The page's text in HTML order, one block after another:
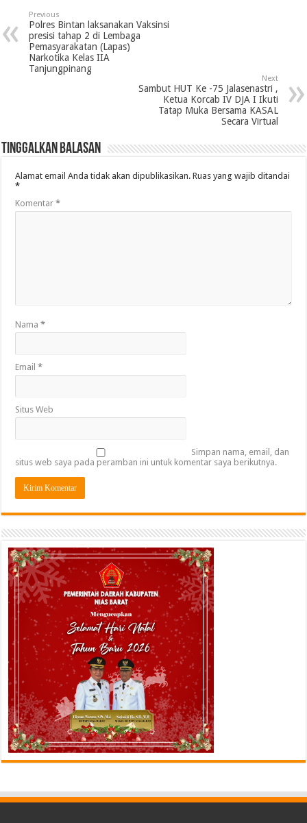
Previous
Polres Bintan laksanakan Vaksinsi
presisi tahap 2 di Lembaga
Pemasyarakatan (Lapas)
Narkotika Kelas IIA
Tanjungpinang
Next
Sambut HUT Ke -75 Jalasenastri ,
Ketua Korcab IV DJA I Ikuti
Tatap Muka Bersama KASAL
Secara Virtual
Tinggalkan Balasan
Alamat email Anda tidak akan dipublikasikan. Ruas yang wajib ditandai
*
Komentar*
Nama*
Email*
Situs Web
Simpan nama, email, dan
situs web saya pada peramban ini untuk komentar saya berikutnya.